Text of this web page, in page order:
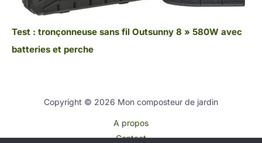
Test : tronçonneuse sans fil Outsunny 8 » 580W avec
batteries et perche
Copyright © 2026 Mon composteur de jardin
A propos
Contact